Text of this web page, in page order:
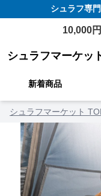
シュラフ専
10,000
シュラフマーケッ
新着商品
シュラフマーケット